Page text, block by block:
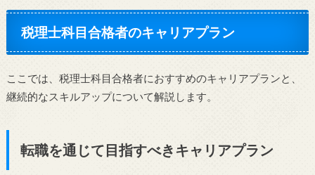
税理士科目合格者のキャリアプラン
ここでは、税理士科目合格者におすすめのキャリアプランと、
継続的なスキルアップについて解説します。
転職を通じて目指すべきキャリアプラン